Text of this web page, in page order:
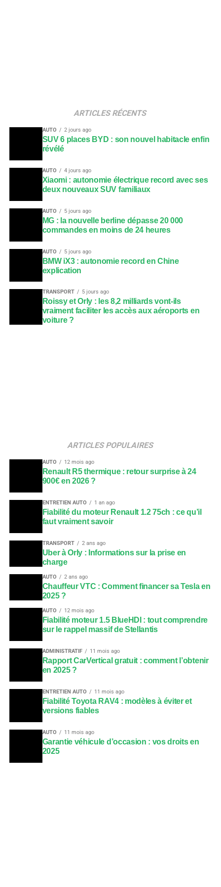
ARTICLES RÉCENTS
AUTO 2 jours ago
SUV 6 places BYD : son nouvel habitacle enfin
révélé
AUTO 4 jours ago
Xiaomi : autonomie électrique record avec ses
deux nouveaux SUV familiaux
AUTO 5 jours ago
MG : la nouvelle berline dépasse 20 000
commandes en moins de 24 heures
AUTO 5 jours ago
BMW iX3 : autonomie record en Chine
explication
TRANSPORT 5 jours ago
Roissy et Orly : les 8,2 milliards vont-ils
vraiment faciliter les accès aux aéroports en
voiture ?
ARTICLES POPULAIRES
AUTO 12 mois ago
Renault R5 thermique : retour surprise à 24
900€ en 2026 ?
ENTRETIEN AUTO 1 an ago
Fiabilité du moteur Renault 1.2 75ch : ce qu’il
faut vraiment savoir
TRANSPORT 2 ans ago
Uber à Orly : Informations sur la prise en
charge
AUTO 2 ans ago
Chauffeur VTC : Comment financer sa Tesla en
2025 ?
AUTO 12 mois ago
Fiabilité moteur 1.5 BlueHDI : tout comprendre
sur le rappel massif de Stellantis
ADMINISTRATIF 11 mois ago
Rapport CarVertical gratuit : comment l’obtenir
en 2025 ?
ENTRETIEN AUTO 11 mois ago
Fiabilité Toyota RAV4 : modèles à éviter et
versions fiables
AUTO 11 mois ago
Garantie véhicule d’occasion : vos droits en
2025